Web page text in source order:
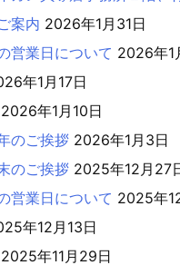
案内 2026年1月31日
営業日について 2026年1
年1月17日
2026年1月10日
のご挨拶 2026年1月3日
のご挨拶 2025年12月27
営業日について 2025年
年12月13日
2025年11月29日